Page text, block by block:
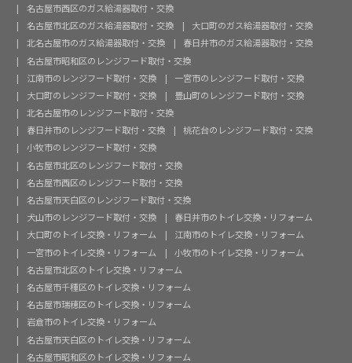
名古屋市西区のガス給湯器取付・交換
名古屋市北区のガス給湯器取付・交換
大口町のガス給湯器取付・交換
北名古屋市のガス給湯器取付・交換
春日井市のガス給湯器取付・交換
名古屋市昭和区のレンジフード取付・交換
江南市のレンジフード取付・交換
一宮市のレンジフード取付・交換
大口町のレンジフード取付・交換
豊山町のレンジフード取付・交換
北名古屋市のレンジフード取付・交換
春日井市のレンジフード取付・交換
桃花台のレンジフード取付・交換
小牧市のレンジフード取付・交換
名古屋市北区のレンジフード取付・交換
名古屋市西区のレンジフード取付・交換
名古屋市天白区のレンジフード取付・交換
犬山市のレンジフード取付・交換
春日井市のトイレ交換・リフォーム
大口町のトイレ交換・リフォーム
江南市のトイレ交換・リフォーム
一宮市のトイレ交換・リフォーム
小牧市のトイレ交換・リフォーム
名古屋市北区のトイレ交換・リフォーム
名古屋市千種区のトイレ交換・リフォーム
名古屋市瑞穂区のトイレ交換・リフォーム
岩倉市のトイレ交換・リフォーム
名古屋市天白区のトイレ交換・リフォーム
名古屋市昭和区のトイレ交換・リフォーム